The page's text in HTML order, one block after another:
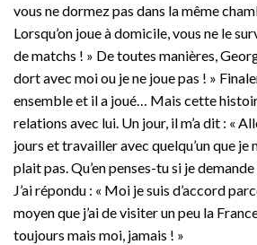
vous ne dormez pas dans la même
Lorsqu’on joue à domicile, vous ne le
de matchs ! » De toutes manières,
dort avec moi ou je ne joue pas ! »
ensemble et il a joué… Mais cette
relations avec lui. Un jour, il m’a dit : «
jours et travailler avec quelqu’un que je
plait pas. Qu’en penses-tu si je
J’ai répondu : « Moi je suis d’accord
moyen que j’ai de visiter un peu la
toujours mais moi, jamais ! »